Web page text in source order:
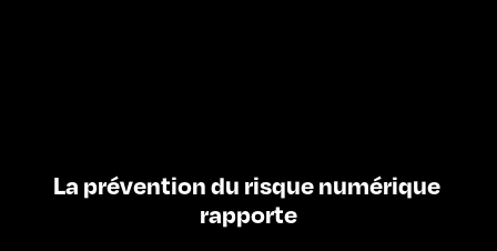
La prévention du risque numérique
rapporte